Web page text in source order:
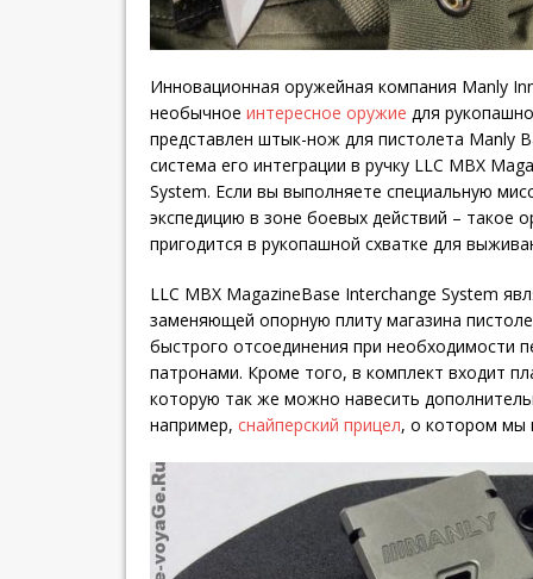
Инновационная оружейная компания Manly
необычное интересное оружие для
представлен штык-нож для пистолета Manly
система его интеграции в ручку LLC MBX
System. Если вы выполняете специальную
экспедицию в зоне боевых действий – такое
пригодится в рукопашной схватке для
LLC MBX MagazineBase Interchange System
заменяющей опорную плиту магазина
быстрого отсоединения при необходимости
патронами. Кроме того, в комплект входит
которую так же можно навесить
например, снайперский прицел, о котором мы